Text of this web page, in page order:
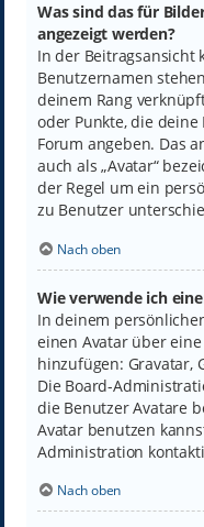
Was sind das für
angezeigt werden?
In der Beitragsansicht
Benutzernamen
deinem Rang
oder Punkte, die
Forum angeben. Das
auch als „Avatar“
der Regel um ein
zu Benutzer
Nach oben
Wie verwende ich
In deinem
einen Avatar über
hinzufügen: Gravatar,
Die Board-
die Benutzer Avatare
Avatar benutzen
Administration
Nach oben